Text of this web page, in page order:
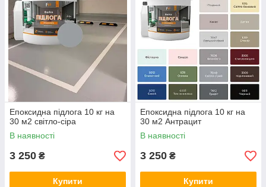
Епоксидна підлога 10 кг на
30 м2 світло-сіра
В наявності
3 250 ₴
Купити
Епоксидна підлога 10 кг на
30 м2 Антрацит
В наявності
3 250 ₴
Купити